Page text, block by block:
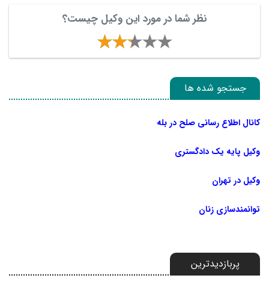
نظر شما در مورد این وکیل چیست؟
جستجو شده ها
کانال اطلاع رسانی صلح در بله
وکیل پایه یک دادگستری
وکیل در تهران
توانمندسازی زنان
پربازدیدترین